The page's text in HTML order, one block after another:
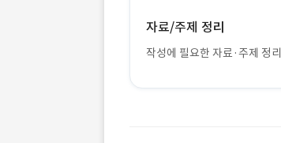
자료/주제 정리
작성에 필요한 자료·주제 정리